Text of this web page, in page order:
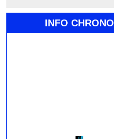
INFO CHRONO